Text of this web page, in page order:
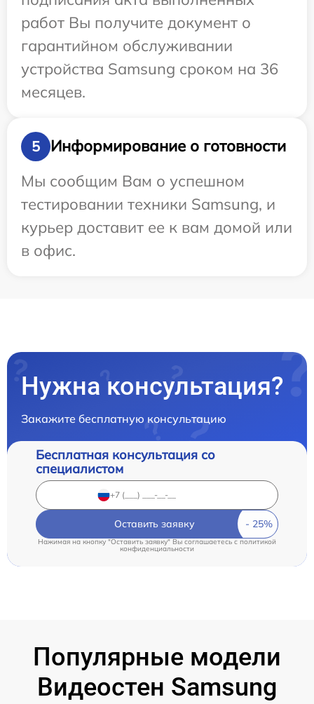
работ Вы получите документ о
гарантийном обслуживании
устройства Samsung сроком на 36
месяцев.
5
Информирование о готовности
Мы сообщим Вам о успешном
тестировании техники Samsung, и
курьер доставит ее к вам домой или
в офис.
Нужна консультация?
Закажите бесплатную консультацию
Бесплатная консультация со
специалистом
Оставить заявку
Нажимая на кнопку "Оставить заявку" Вы соглашаетесь cполитикой
конфиденциальности
Популярные модели
Видеостен Samsung